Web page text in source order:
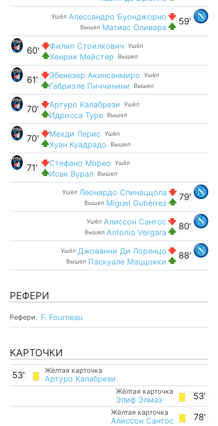
59'
Ушёл Алессандро Буонджорно
Вышел Матиас Оливера
Ушёл
Филип Стоилкович
Вышел
Хенрик Мейстер
60'
Ушёл
Эбенезер Акинсанмиро
Вышел
Габриэле Пиччинини
61'
Ушёл
Артуро Калабрези
Вышел
Идрисса Туре
70'
Ушёл
Мехди Лерис
Вышел
Хуан Куадрадо
70'
Ушёл
Стефано Морео
Вышел
Исак Вурал
71'
79'
Ушёл Леонардо Спинаццола
Вышел Miguel Gutiérrez
80'
Ушёл Алиссон Сантос
Вышел Antonio Vergara
88'
Ушёл Джованни Ди Лоренцо
Вышел Паскуале Маццокки
РЕФЕРИ
Рефери: F. Fourneau
КАРТОЧКИ
Жёлтая карточка
Артуро Калабрези
53'
53'
Жёлтая карточка
Элиф Элмаз
78'
Жёлтая карточка
Алиссон Сантос